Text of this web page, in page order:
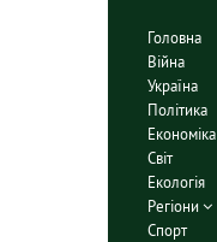
Головна
Війна
Україна
Політика
Економіка
Світ
Екологія
Регіони
Спорт